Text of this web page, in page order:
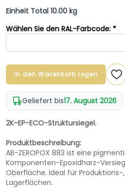
Einheit Total 10.00 kg
Wählen Sie den RAL-Farbcode: *
In den Warenkorb legen
Geliefert bis17. August 2026
2K-EP-ECO-Struktursiegel.
Produktbeschreibung:
AB-ZEROPOX 883 ist eine
Komponenten-Epoxidharz-
Oberfläche. Ideal für
Lagerflächen.